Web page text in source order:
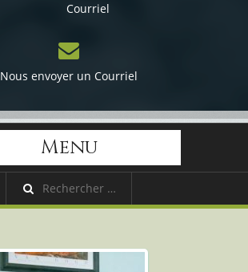
Courriel
Nous envoyer un Courriel
Menu